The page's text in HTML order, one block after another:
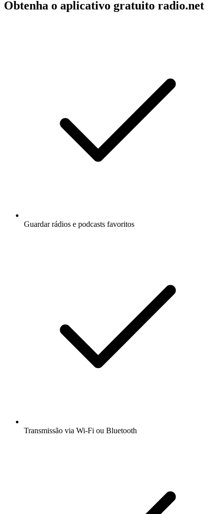
Obtenha o aplicativo gratuito radio.net
Guardar rádios e podcasts favoritos
Transmissão via Wi-Fi ou Bluetooth